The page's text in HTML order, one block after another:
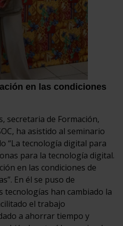
en las condiciones
secretaria de Formación,
ha asistido al seminario
“La tecnología digital para
para la tecnología digital.
en las condiciones de
En él se puso de
tecnologías han cambiado la
el trabajo
a ahorrar tiempo y